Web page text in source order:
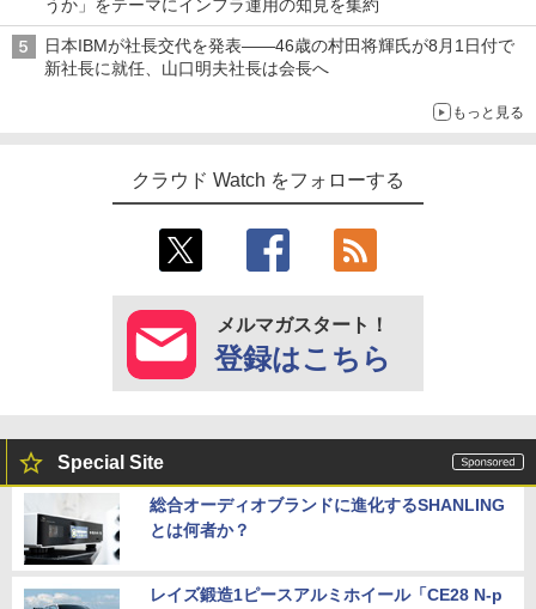
うか」をテーマにインフラ運用の知見を集約
日本IBMが社長交代を発表――46歳の村田将輝氏が8月1日付で
新社長に就任、山口明夫社長は会長へ
もっと見る
クラウド Watch をフォローする
メルマガスタート！
登録はこちら
Special Site
総合オーディオブランドに進化するSHANLING
とは何者か？
レイズ鍛造1ピースアルミホイール「CE28 N-p